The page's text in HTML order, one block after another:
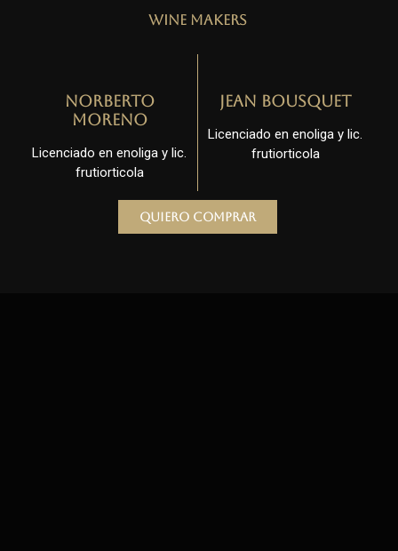
Wine Makers
Norberto
Moreno
Licenciado en enoliga y lic.
frutiorticola
Jean Bousquet
Licenciado en enoliga y lic.
frutiorticola
Quiero comprar